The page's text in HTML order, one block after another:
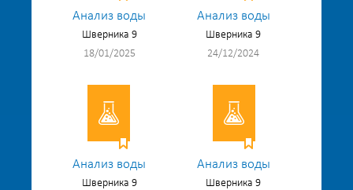
Анализ воды
Шверника 9
18/01/2025
Анализ воды
Шверника 9
24/12/2024
Анализ воды
Шверника 9
Анализ воды
Шверника 9